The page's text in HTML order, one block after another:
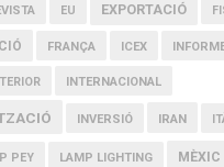
EU EXPORTACIÓ
FRANÇA ICEX
INTERNACIONAL
INVERSIÓ IRAN
PEY LAMP LIGHTING MÈXIC